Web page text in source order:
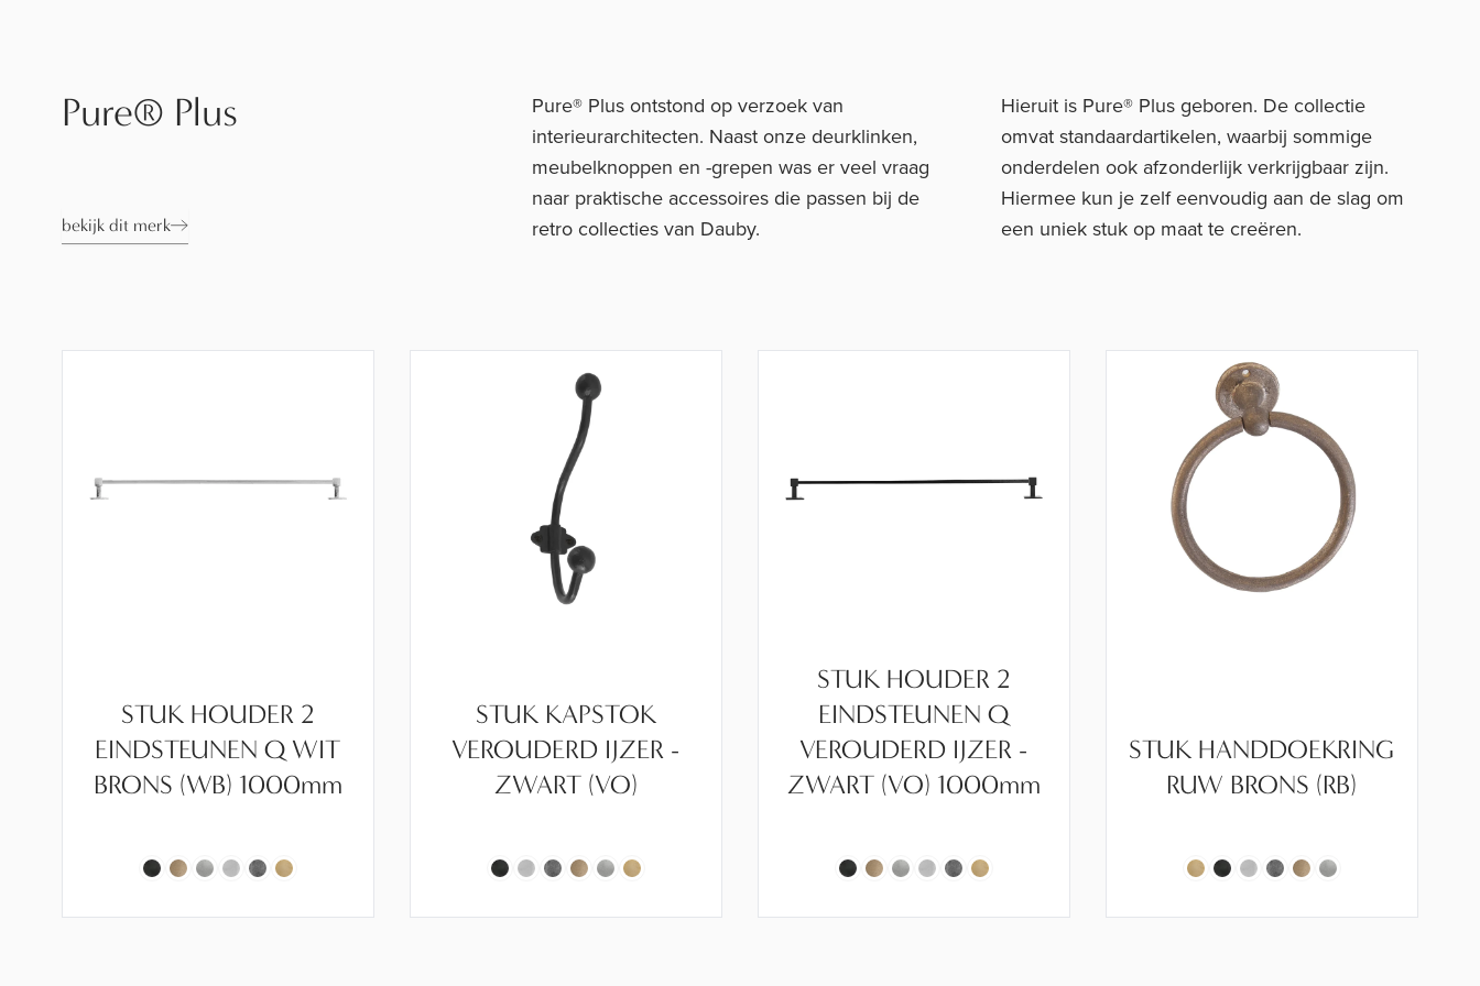
Pure® Plus
bekijk dit merk
Pure® Plus ontstond op verzoek van
interieurarchitecten. Naast onze deurklinken,
meubelknoppen en -grepen was er veel vraag
naar praktische accessoires die passen bij de
retro collecties van Dauby.
Hieruit is Pure® Plus geboren. De collectie
omvat standaardartikelen, waarbij sommige
onderdelen ook afzonderlijk verkrijgbaar zijn.
Hiermee kun je zelf eenvoudig aan de slag om
een uniek stuk op maat te creëren.
STUK HOUDER 2
EINDSTEUNEN Q WIT
BRONS (WB) 1000mm
STUK KAPSTOK
VEROUDERD IJZER -
ZWART (VO)
STUK HOUDER 2
EINDSTEUNEN Q
VEROUDERD IJZER -
ZWART (VO) 1000mm
STUK HANDDOEKRING
RUW BRONS (RB)